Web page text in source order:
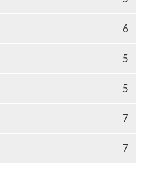
6
5
5
7
7